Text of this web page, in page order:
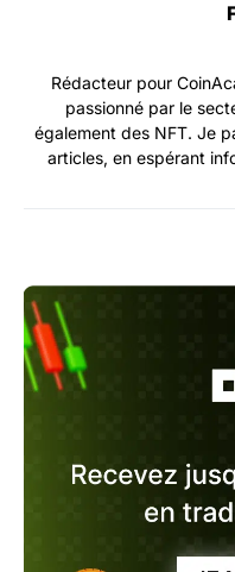
Rédacteur pour
passionné par le
également des NFT. Je
articles, en espérant